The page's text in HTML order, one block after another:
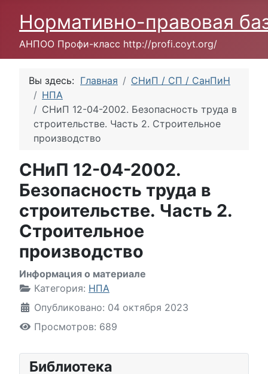
Нормативно-правовая
АНПОО Профи-класс http://profi.coyt.org/
Вы здесь: Главная
СНиП / СП / СанПиН
НПА
СНиП 12-04-2002. Безопасность труда в
строительстве. Часть 2. Строительное
производство
СНиП 12-04-2002.
Безопасность труда в
строительстве. Часть 2.
Строительное
производство
Информация о материале
Категория: НПА
Опубликовано: 04 октября 2023
Просмотров: 689
Библиотека